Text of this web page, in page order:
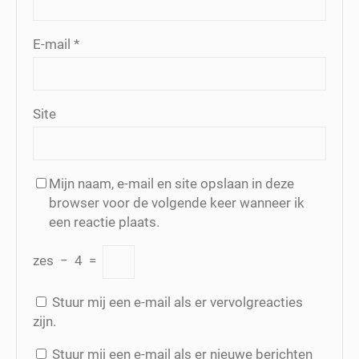
E-mail *
Site
Mijn naam, e-mail en site opslaan in deze
browser voor de volgende keer wanneer ik
een reactie plaats.
zes − 4 =
Stuur mij een e-mail als er vervolgreacties
zijn.
Stuur mij een e-mail als er nieuwe berichten